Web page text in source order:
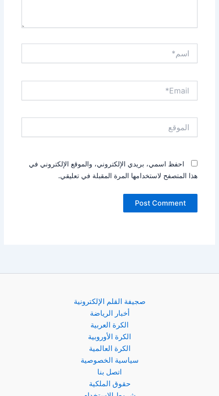
احفظ اسمي، بريدي الإلكتروني، والموقع الإلكتروني في
هذا المتصفح لاستخدامها المرة المقبلة في تعليقي.
صجيفة القلم الإلكترونية
أخبار الرياضة
الكرة العربية
الكرة الأوروبية
الكرة العالمية
سياسية الخصوصية
اتصل بنا
حقوق الملكية